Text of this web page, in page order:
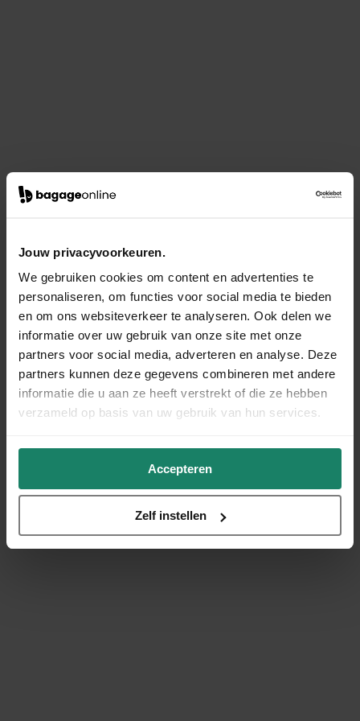
Jouw privacyvoorkeuren.
We gebruiken cookies om content en advertenties te
personaliseren, om functies voor social media te bieden
en om ons websiteverkeer te analyseren. Ook delen we
informatie over uw gebruik van onze site met onze
partners voor social media, adverteren en analyse. Deze
partners kunnen deze gegevens combineren met andere
informatie die u aan ze heeft verstrekt of die ze hebben
verzameld op basis van uw gebruik van hun services.
Accepteren
Zelf instellen